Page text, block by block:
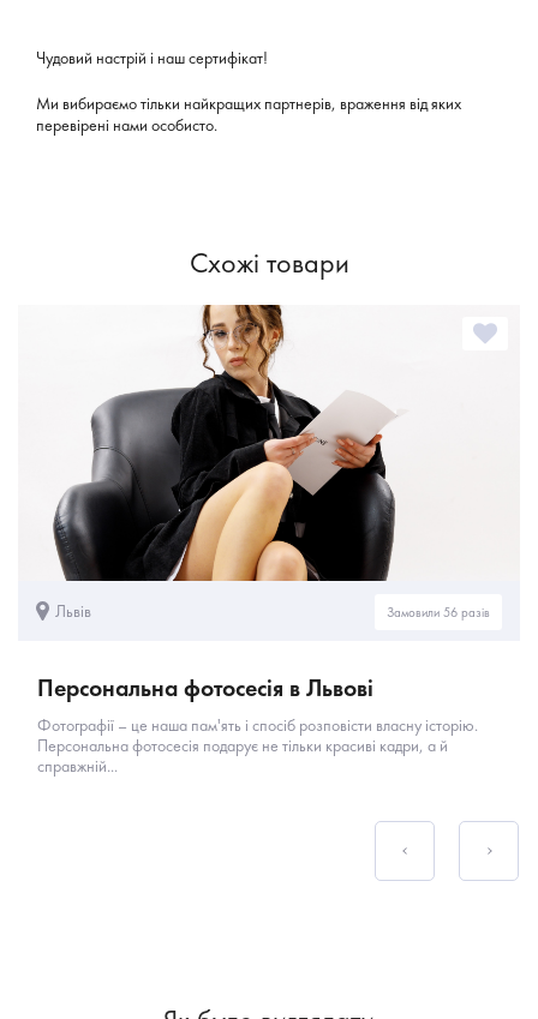
Чудовий настрій і наш сертифікат!
Ми вибираємо тільки найкращих партнерів, враження від яких
перевірені нами особисто.
Схожі товари
Львів Замовили 56 разів
Персональна фотосесія в Львові
Фотографії – це наша пам'ять і спосіб розповісти власну історію.
Персональна фотосесія подарує не тільки красиві кадри, а й
справжній...